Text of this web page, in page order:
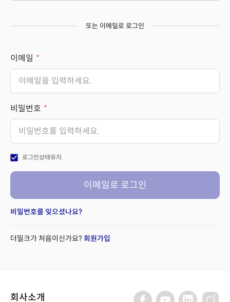
또는 이메일로 로그인
이메일
비밀번호
check_box 로그인상태유지
이메일로 로그인
비밀번호를 잊으셨나요?
더밀크가 처음이신가요? 회원가입
회사소개